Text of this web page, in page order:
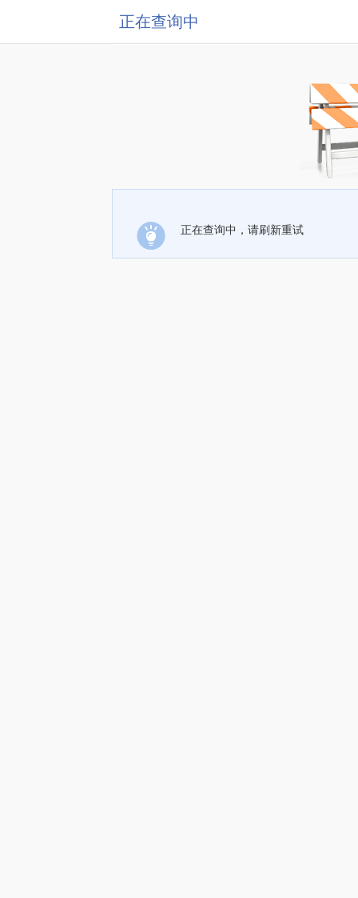
正在查询中
正在查询中，请刷新重试